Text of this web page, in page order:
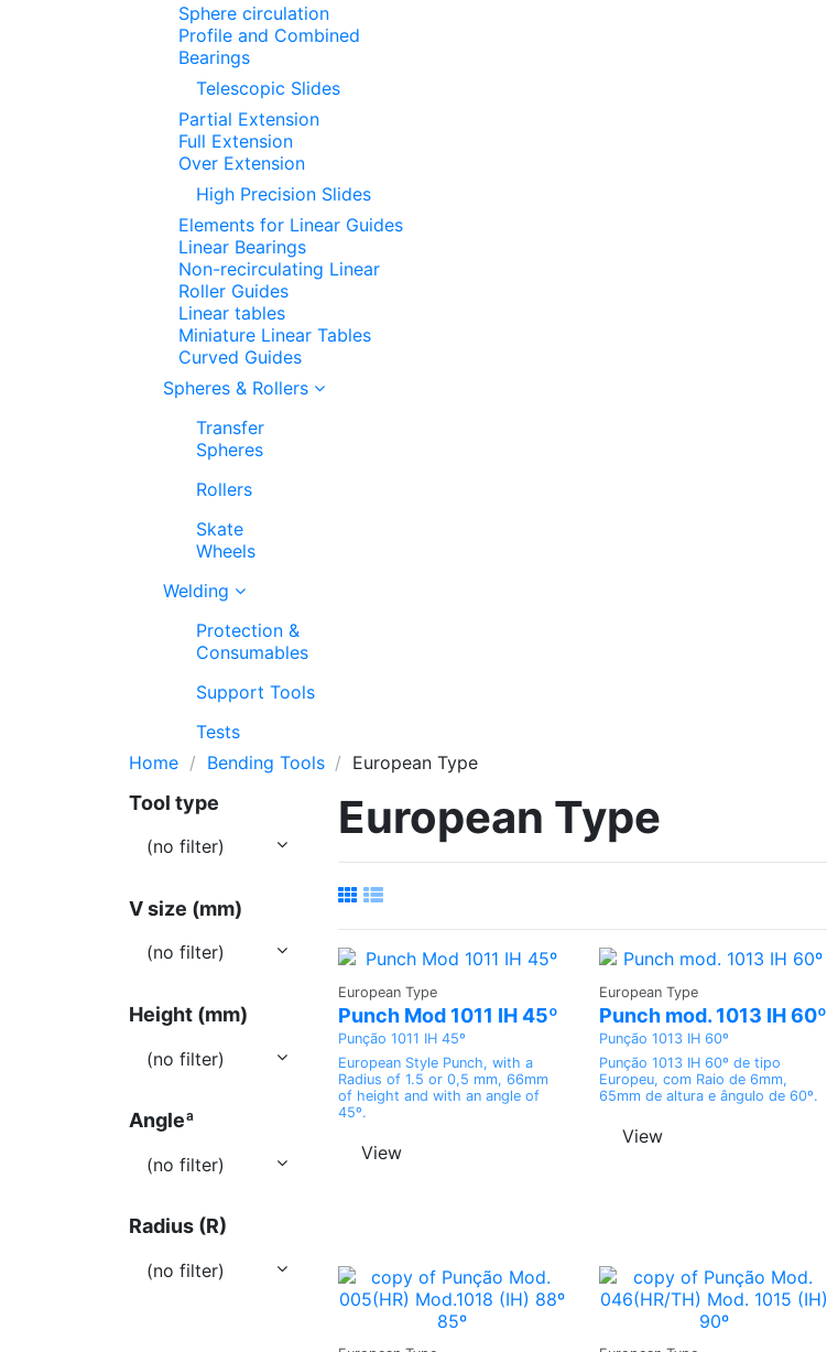
Sphere circulation
Profile and Combined
Bearings
Telescopic Slides
Partial Extension
Full Extension
Over Extension
High Precision Slides
Elements for Linear Guides
Linear Bearings
Non-recirculating Linear
Roller Guides
Linear tables
Miniature Linear Tables
Curved Guides
Spheres & Rollers
Transfer
Spheres
Rollers
Skate
Wheels
Welding
Protection &
Consumables
Support Tools
Tests
Home
Bending Tools European Type
European Type
Quote
European Type
Punch Mod 1011 IH 45º
Punção 1011 IH 45º
European Style Punch, with a
Radius of 1.5 or 0,5 mm, 66mm
of height and with an angle of
45º.
View
Quote
European Type
Punch mod. 1013 IH 60º
Punção 1013 IH 60º
Punção 1013 IH 60º de tipo
Europeu, com Raio de 6mm,
65mm de altura e ângulo de 60º.
View
Tool type
(no filter)
V size (mm)
(no filter)
Height (mm)
(no filter)
Angleª
(no filter)
Radius (R)
(no filter)